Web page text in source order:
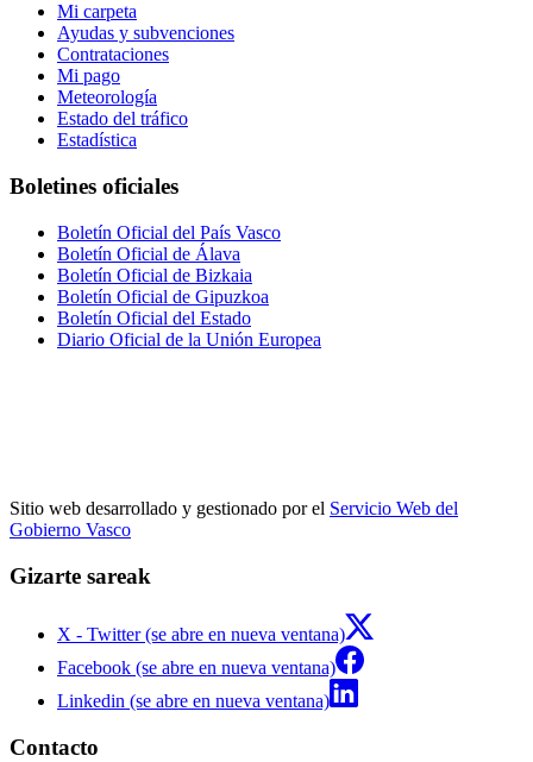
Mi carpeta
Ayudas y subvenciones
Contrataciones
Mi pago
Meteorología
Estado del tráfico
Estadística
Boletines oficiales
Boletín Oficial del País Vasco
Boletín Oficial de Álava
Boletín Oficial de Bizkaia
Boletín Oficial de Gipuzkoa
Boletín Oficial del Estado
Diario Oficial de la Unión Europea
Sitio web desarrollado y gestionado por el Servicio Web del
Gobierno Vasco
Gizarte sareak
X - Twitter (se abre en nueva ventana)
Facebook (se abre en nueva ventana)
Linkedin (se abre en nueva ventana)
Contacto